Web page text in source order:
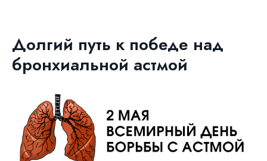
Долгий путь к победе над
бронхиальной астмой